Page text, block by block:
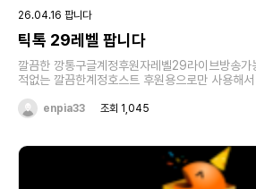
26.04.16 팝니다
틱톡 29레벨 팝니다
깔끔한 깡통구글계정후원자레벨29라이브방송
적없는 깔끔한계정호스트 후원용으로만 사용해
니다.자세한 문의는 아래 링크 클릭하시면됩니
다.https://open.kakao.com/o/sZuIcLmi
enpia33 조회 1,045